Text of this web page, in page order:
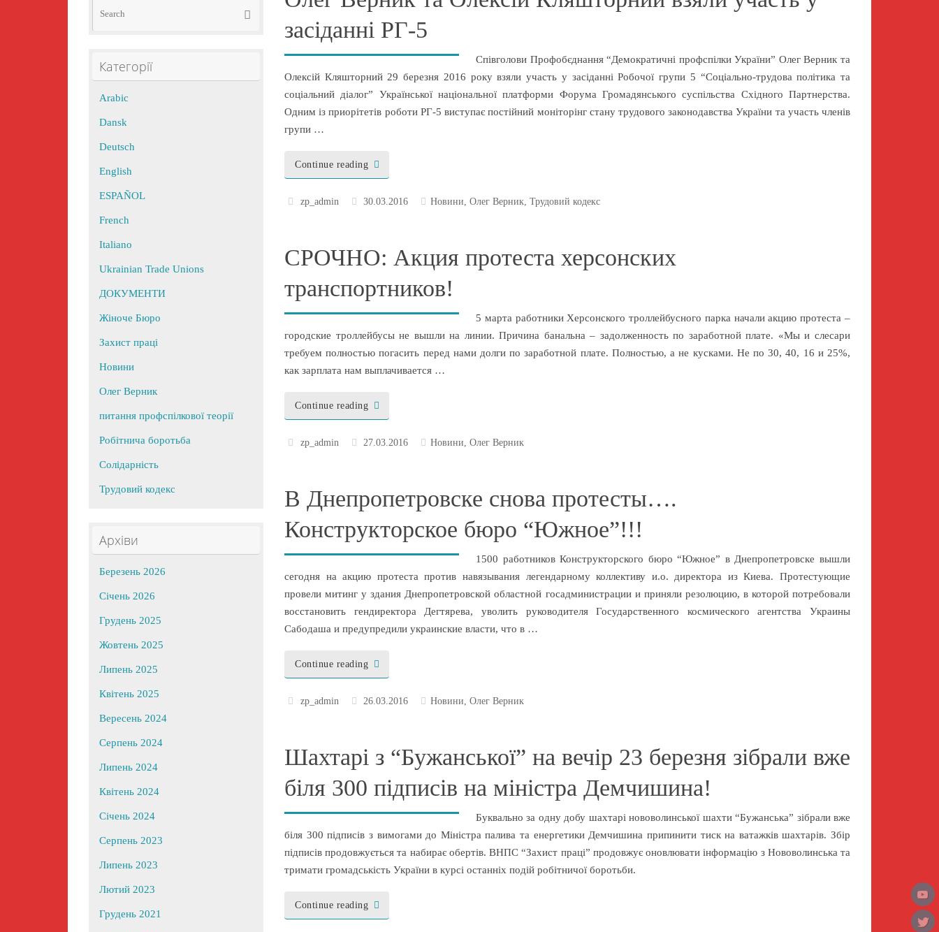
засіданні РГ-5
Співголови Профобєднання “Демократичні профспілки України” Олег Верник та
Олексій Кляшторний 29 березня 2016 року взяли участь у засіданні Робочої групи 5 “Соціально-трудова політика та
соціальний діалог” Української національної платформи Форума Громадянського суспільства Східного Партнерства.
Одним із приорітетів роботи РГ-5 виступає постійний моніторінг стану трудового законодавства України та участь членів
групи …
Continue reading
zp_admin 30.03.2016 Новини, Олег Верник, Трудовий кодекс
СРОЧНО: Акция протеста херсонских
транспортников!
5 марта работники Херсонского троллейбусного парка начали акцию протеста –
городские троллейбусы не вышли на линии. Причина банальна – задолженность по заработной плате. «Мы и слесари
требуем полностью погасить перед нами долги по заработной плате. Полностью, а не кусками. Не по 30, 40, 16 и 25%,
как зарплата нам выплачивается …
Continue reading
zp_admin 27.03.2016 Новини Олег Верник
В Днепропетровске снова протесты….
Конструкторское бюро “Южное”!!!
1500 работников Конструкторского бюро “Южное” в Днепропетровске вышли
сегодня на акцию протеста против навязывания легендарному коллективу и.о. директора из Киева. Протестующие
провели митинг у здания Днепропетровской областной госадминистрации и приняли резолюцию, в которой потребовали
восстановить гендиректора Дегтярева, уволить руководителя Государственного космического агентства Украины
Сабодаша и предупредили украинские власти, что в …
Continue reading
zp_admin 26.03.2016 Новини Олег Верник
Шахтарі з “Бужанської” на вечір 23 березня зібрали вже
біля 300 підписів на міністра Демчишина!
Буквально за одну добу шахтарі нововолинської шахти “Бужанська” зібрали вже
біля 300 підписів з вимогами до Міністра палива та енергетики Демчишина припинити тиск на ватажків шахтарів. Збір
підписів продовжується та набирає обертів. ВНПС “Захист праці” продовжує оновлювати інформацію з Нововолинська та
тримати громадськість України в курсі останніх подій робітничої боротьби.
Continue reading
Search
Search
Категорії
Arabic
Dansk
Deutsch
English
ESPAÑOL
French
Italiano
Ukrainian Trade Unions
ДОКУМЕНТИ
Жіноче Бюро
Захист праці
Новини
Олег Верник
питання профспілкової теорії
Робітнича боротьба
Солідарність
Трудовий кодекс
Архіви
Березень 2026
Січень 2026
Грудень 2025
Жовтень 2025
Липень 2025
Квітень 2025
Вересень 2024
Серпень 2024
Липень 2024
Квітень 2024
Січень 2024
Серпень 2023
Липень 2023
Лютий 2023
Грудень 2021